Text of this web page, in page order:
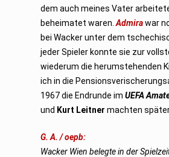
dem auch meines Vater
beheimatet waren.Admirawar
bei Wacker unter dem
jeder Spieler konnte sie zur
wiederum die herumstehenden
ich in die
1967 die Endrunde imUEFA
und Kurt Leitnermachten
G. A. / oepb:
Wacker Wien belegte in der